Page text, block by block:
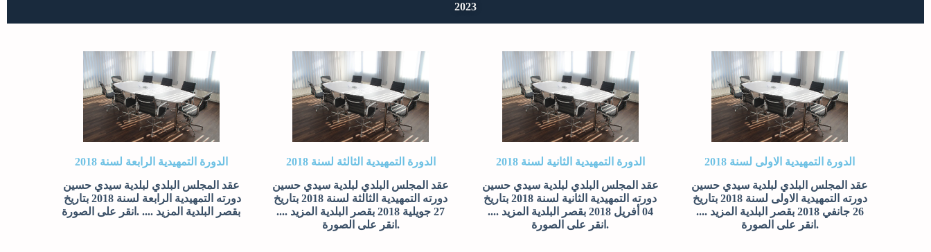
2023
الدورة التمهيدية الرابعة لسنة 2018
عقد المجلس البلدي لبلدية سيدي حسين
دورته التمهيدية الرابعة لسنة 2018 بتاريخ
بقصر البلدية المزيد .... .انقر على الصورة
الدورة التمهيدية الثالثة لسنة 2018
عقد المجلس البلدي لبلدية سيدي حسين
دورته التمهيدية الثالثة لسنة 2018 بتاريخ
27 جويلية 2018 بقصر البلدية المزيد ....
.انقر على الصورة
الدورة التمهيدية الثانية لسنة 2018
عقد المجلس البلدي لبلدية سيدي حسين
دورته التمهيدية الثانية لسنة 2018 بتاريخ
04 أفريل 2018 بقصر البلدية المزيد ....
.انقر على الصورة
الدورة التمهيدية الاولى لسنة 2018
عقد المجلس البلدي لبلدية سيدي حسين
دورته التمهيدية الاولى لسنة 2018 بتاريخ
26 جانفي 2018 بقصر البلدية المزيد ....
.انقر على الصورة